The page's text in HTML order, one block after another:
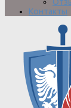
Контакты